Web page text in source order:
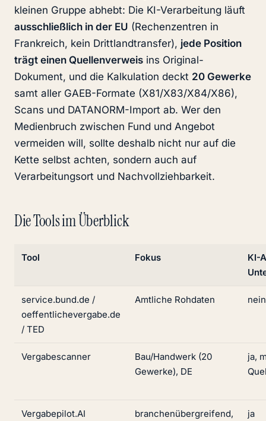
kleinen Gruppe abhebt: Die KI-Verarbeitung läuft
ausschließlich in der EU (Rechenzentren in
Frankreich, kein Drittlandtransfer), jede Position
trägt einen Quellenverweis ins Original-
Dokument, und die Kalkulation deckt 20 Gewerke
samt aller GAEB-Formate (X81/X83/X84/X86),
Scans und DATANORM-Import ab. Wer den
Medienbruch zwischen Fund und Angebot
vermeiden will, sollte deshalb nicht nur auf die
Kette selbst achten, sondern auch auf
Verarbeitungsort und Nachvollziehbarkeit.
Die Tools im Überblick
Tool Fokus
KI-
service.bund.de /
oeffentlichevergabe.de
/ TED
Amtliche Rohdaten nein
Vergabescanner
Bau/Handwerk (20
Gewerke), DE
ja,
Vergabepilot.AI
branchenübergreifend,
ja